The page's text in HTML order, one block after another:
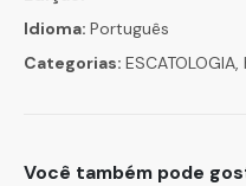
Idioma: Português
Categorias: ESCATOLOGIA,
Você também pode